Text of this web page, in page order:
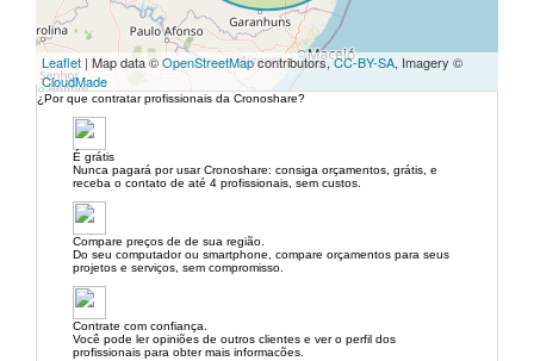
Leaflet | Map data ©OpenStreetMapcontributors,CC-BY-SA, Imagery ©
CloudMade
¿Por que contratar profissionais da Cronoshare?
É grátis
Nunca pagará por usar Cronoshare: consiga orçamentos, grátis, e
receba o contato de até 4 profissionais, sem custos.
Compare preços de de sua região.
Do seu computador ou smartphone, compare orçamentos para seus
projetos e serviços, sem compromisso.
Contrate com confiança.
Você pode ler opiniões de outros clientes e ver o perfil dos
profissionais para obter mais informacões.